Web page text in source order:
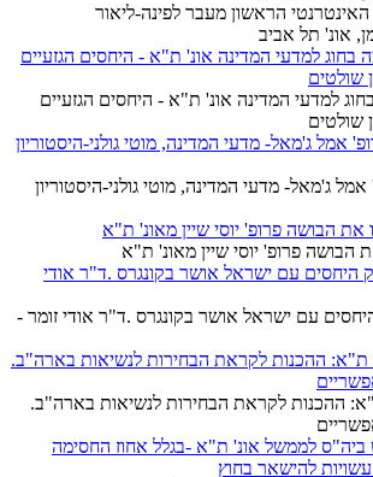
האינטרנטי הראשון מעבר לפינה-ליאור
אונ' תל אביב
למדעי המדינה אונ' ת"א - היחסים הגזעיים
שולטים
ג'מאל- מדעי המדינה, מוטי גולני-היסטוריון
הבושה פרופ' יוסי שיין מאונ' ת"א
עם ישראל אושר בקונגרס .ד"ר אודי זומר -
ת"א: ההכנות לקראת הבחירות לנשיאות בארה"ב.